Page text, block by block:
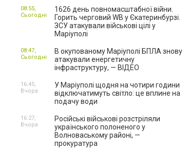
1626 день повномасштабної війни.
Горить черговий WB у Єкатеринбурзі.
ЗСУ атакували військові цілі у
Маріуполі
08:55,
Сьогодні
В окупованому Маріуполі БПЛА знову
атакували енергетичну
інфраструктуру, — ВІДЕО
08:47,
Сьогодні
У Маріуполі щодня на чотири години
відключатимуть світло: це вплине на
подачу води
16:45,
Вчора
Російські військові розстріляли
українського полоненого у
Волноваському районі, —
прокуратура
16:27,
Вчора